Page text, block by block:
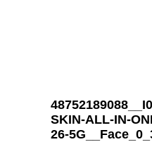
SKIN-ALL-IN-
26-